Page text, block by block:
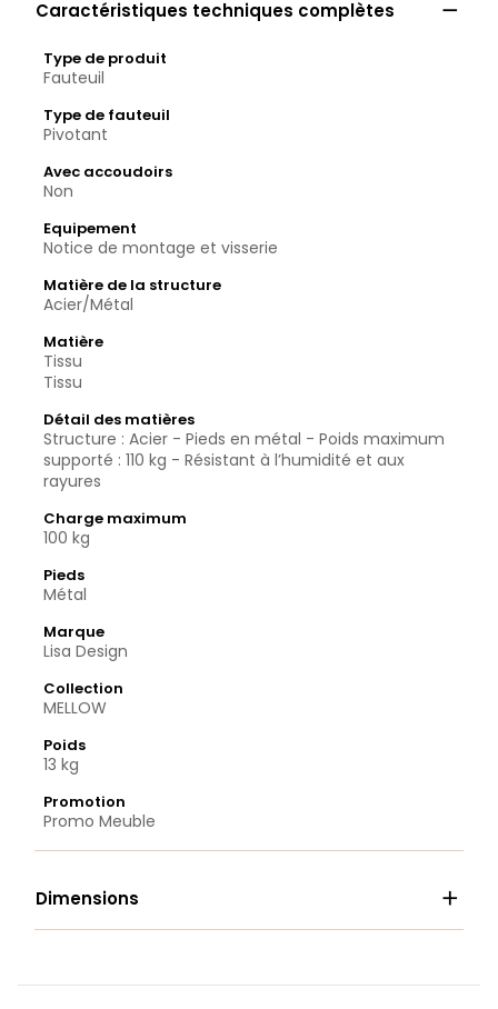
Caractéristiques techniques complètes 
Type de produit
Fauteuil
Type de fauteuil
Pivotant
Avec accoudoirs
Non
Equipement
Notice de montage et visserie
Matière de la structure
Acier/Métal
Matière
Tissu
Tissu
Détail des matières
Structure : Acier - Pieds en métal - Poids maximum
supporté : 110 kg - Résistant à l’humidité et aux
rayures
Charge maximum
100 kg
Pieds
Métal
Marque
Lisa Design
Collection
MELLOW
Poids
13 kg
Promotion
Promo Meuble
Dimensions 